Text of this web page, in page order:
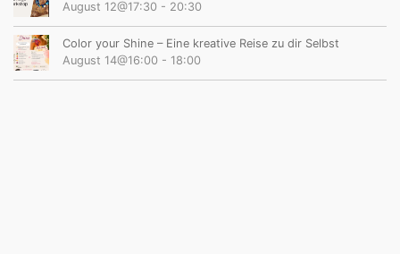
August 12@17:30 - 20:30
Color your Shine – Eine kreative Reise zu dir Selbst
August 14@16:00 - 18:00